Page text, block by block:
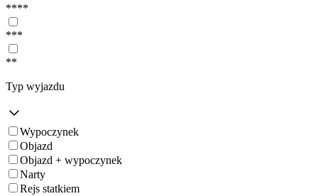
****
***
**
Typ wyjazdu
Wypoczynek
Objazd
Objazd + wypoczynek
Narty
Rejs statkiem